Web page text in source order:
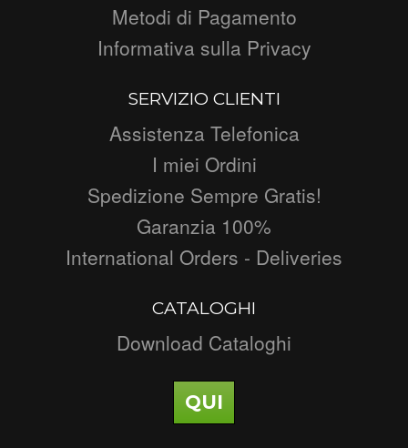
Metodi di Pagamento
Informativa sulla Privacy
SERVIZIO CLIENTI
Assistenza Telefonica
I miei Ordini
Spedizione Sempre Gratis!
Garanzia 100%
International Orders - Deliveries
CATALOGHI
Download Cataloghi
QUI